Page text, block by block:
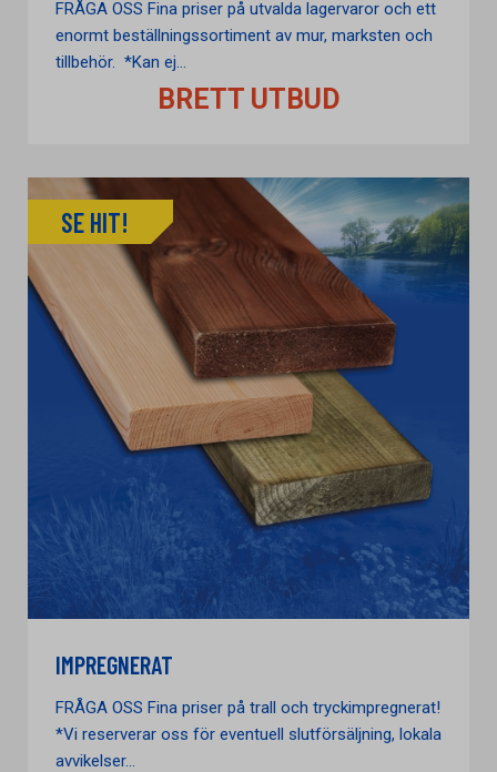
FRÅGA OSS Fina priser på utvalda lagervaror och ett
enormt beställningssortiment av mur, marksten och
tillbehör. *Kan ej...
BRETT UTBUD
SE HIT!
IMPREGNERAT
FRÅGA OSS Fina priser på trall och tryckimpregnerat!
*Vi reserverar oss för eventuell slutförsäljning, lokala
avvikelser...